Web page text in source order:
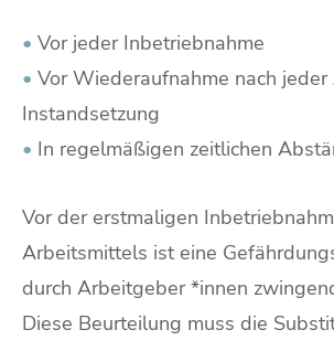
• Vor jeder Inbetriebnahme
• Vor Wiederaufnahme nach
Instandsetzung
• In regelmäßigen zeitlichen
Vor der erstmaligen
Arbeitsmittels ist eine
durch Arbeitgeber *innen
Diese Beurteilung muss die